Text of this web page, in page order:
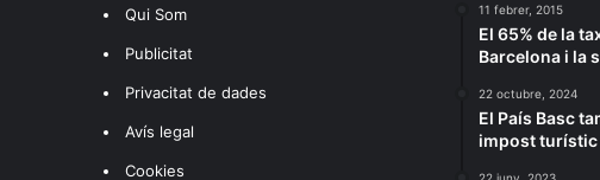
Qui Som
Publicitat
Privacitat de dades
Avís legal
Cookies
11 febrer, 2015
El 65% de la
Barcelona i la
22 octubre, 2024
El País Basc
impost turístic